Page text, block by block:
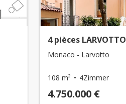
4 pièces LARVOTTO
Monaco - Larvotto
108 m² 4Zimmer
4.750.000 €